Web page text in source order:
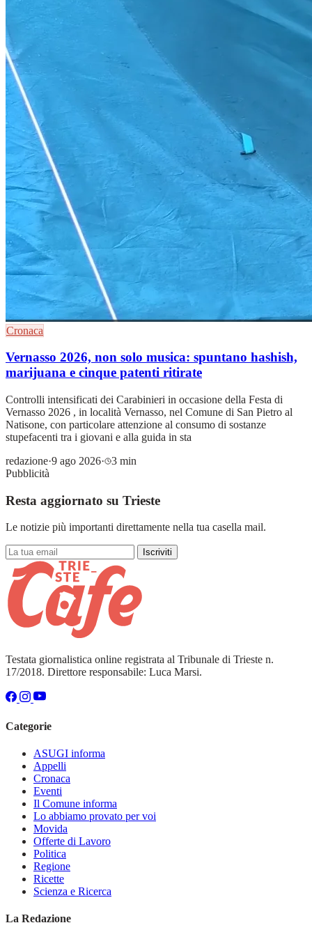
Cronaca
Vernasso 2026, non solo musica: spuntano hashish,
marijuana e cinque patenti ritirate
Controlli intensificati dei Carabinieri in occasione della Festa di
Vernasso 2026 , in località Vernasso, nel Comune di San Pietro al
Natisone, con particolare attenzione al consumo di sostanze
stupefacenti tra i giovani e alla guida in sta
redazione·9 ago 2026·
3 min
Pubblicità
Resta aggiornato su Trieste
Le notizie più importanti direttamente nella tua casella mail.
Iscriviti
Testata giornalistica online registrata al Tribunale di Trieste n.
17/2018. Direttore responsabile: Luca Marsi.
Categorie
ASUGI informa
Appelli
Cronaca
Eventi
Il Comune informa
Lo abbiamo provato per voi
Movida
Offerte di Lavoro
Politica
Regione
Ricette
Scienza e Ricerca
La Redazione